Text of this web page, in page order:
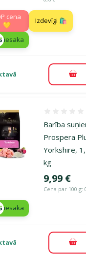
cena
💛
Izdevīgi 🛍️
iesaka
Barība
Prospera
Yorkshire,
kg
Cena
9,99 €
Cena par 100 g:
iesaka